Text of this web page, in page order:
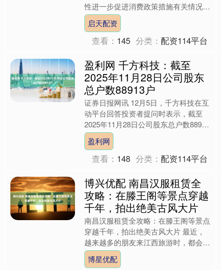
性进一步促进消费政策措施有关情况。
商务部市场运行和消费促进司负责人杨
枿在发布会上表示，商品....
启天配资
查看： 145 分类：配资114平台
盈利网 千方科技：截至
2025年11月28日公司股东
总户数88913户
证券日报网讯 12月5日，千方科技在互
动平台回答投资者提问时表示，截至
2025年11月28日公司股东总户数88913
户。....
盈利网
查看： 148 分类：配资114平台
博兴优配 南昌汉服租赁全
攻略：在滕王阁等景点穿越
千年，拍出绝美古风大片
南昌汉服租赁全攻略：在滕王阁等景点
穿越千年，拍出绝美古风大片 最近，
越来越多的朋友来江西旅游时，都会问
到一个充满诗意的问题：在南昌，有没
有可以在景点里租汉服的地....
博星优配